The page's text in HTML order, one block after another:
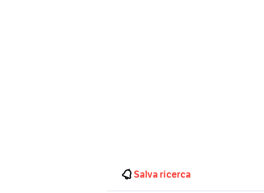
Salva ricerca